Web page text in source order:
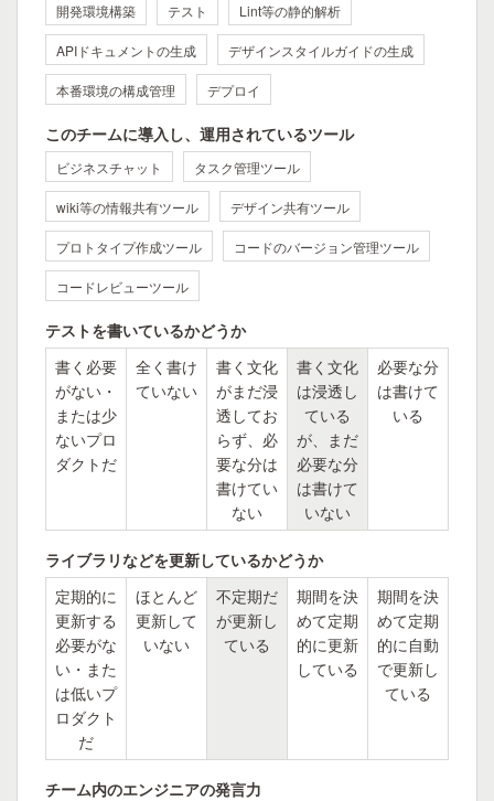
開発環境構築 テスト Lint等の静的解析
APIドキュメントの生成 デザインスタイルガイドの生成
本番環境の構成管理 デプロイ
このチームに導入し、運用されているツール
ビジネスチャット タスク管理ツール
wiki等の情報共有ツール デザイン共有ツール
プロトタイプ作成ツール コードのバージョン管理ツール
コードレビューツール
テストを書いているかどうか
書く必要
がない・
または少
ないプロ
ダクトだ
全く書け
ていない
書く文化
がまだ浸
透してお
らず、必
要な分は
書けてい
ない
書く文化
は浸透し
ている
が、まだ
必要な分
は書けて
いない
必要な分
は書けて
いる
ライブラリなどを更新しているかどうか
定期的に
更新する
必要がな
い・また
は低いプ
ロダクト
だ
ほとんど
更新して
いない
不定期だ
が更新し
ている
期間を決
めて定期
的に更新
している
期間を決
めて定期
的に自動
で更新し
ている
チーム内のエンジニアの発言力